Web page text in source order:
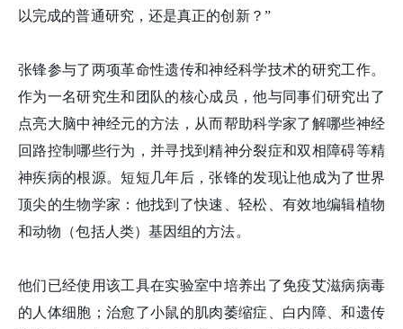
以完成的普通研究，还是真正的创新？”
张锋参与了两项革命性遗传和神经科学技术的研究工作。
作为一名研究生和团队的核心成员，他与同事们研究出了
点亮大脑中神经元的方法，从而帮助科学家了解哪些神经
回路控制哪些行为，并寻找到精神分裂症和双相障碍等精
神疾病的根源。短短几年后，张锋的发现让他成为了世界
顶尖的生物学家：他找到了快速、轻松、有效地编辑植物
和动物（包括人类）基因组的方法。
他们已经使用该工具在实验室中培养出了免疫艾滋病病毒
的人体细胞；治愈了小鼠的肌肉萎缩症、白内障、和遗传